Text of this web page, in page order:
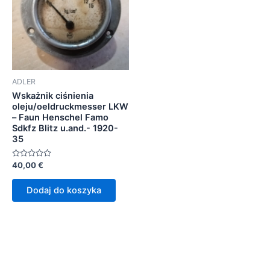
ADLER
Wskażnik ciśnienia
oleju/oeldruckmesser LKW
– Faun Henschel Famo
Sdkfz Blitz u.and.- 1920-
35
Oceniono
na
40,00€
Dodaj do koszyka